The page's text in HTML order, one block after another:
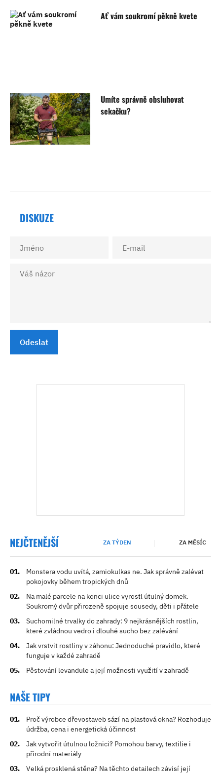
Ať vám soukromí pěkně kvete
Umíte správně obsluhovat
sekačku?
DISKUZE
Odeslat
NEJČTENĚJŠÍ ZA TÝDEN ZA MĚSÍC
Monstera vodu uvítá, zamiokulkas ne. Jak správně zalévat
pokojovky během tropických dnů
Na malé parcele na konci ulice vyrostl útulný domek.
Soukromý dvůr přirozeně spojuje sousedy, děti i přátele
Suchomilné trvalky do zahrady: 9 nejkrásnějších rostlin,
které zvládnou vedro i dlouhé sucho bez zalévání
Jak vrstvit rostliny v záhonu: Jednoduché pravidlo, které
funguje v každé zahradě
Pěstování levandule a její možnosti využití v zahradě
NAŠE TIPY
Proč výrobce dřevostaveb sází na plastová okna? Rozhoduje
údržba, cena i energetická účinnost
Jak vytvořit útulnou ložnici? Pomohou barvy, textilie i
přírodní materiály
Velká prosklená stěna? Na těchto detailech závisí její